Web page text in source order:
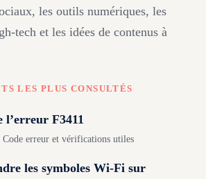
les outils numériques, les
tech et les idées de contenus à
LES PLUS CONSULTÉS
l’erreur F3411
erreur et vérifications utiles
les symboles Wi-Fi sur